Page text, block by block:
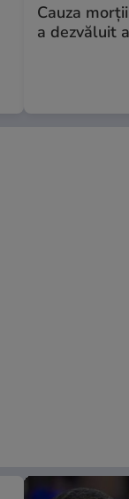
Cauza
a dezvăluit